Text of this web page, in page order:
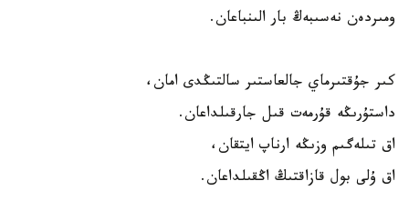
ومىردەن نەسىبەڭ بار الىنباعان.
كىر جۇقتىرماي جالعاستىر سالتىڭدى امان،
داستۇرىڭە قۇرمەت قىل جارقىلداعان.
اق تىلەگىم وزىڭە ارناپ ايتقان،
اق ۇلى بول قازاقتىڭ اڭقىلداعان.